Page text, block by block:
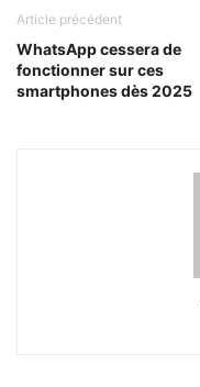
Article précédent
WhatsApp cessera de
fonctionner sur ces
smartphones dès 2025